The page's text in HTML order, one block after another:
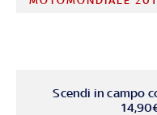
Scendi in campo